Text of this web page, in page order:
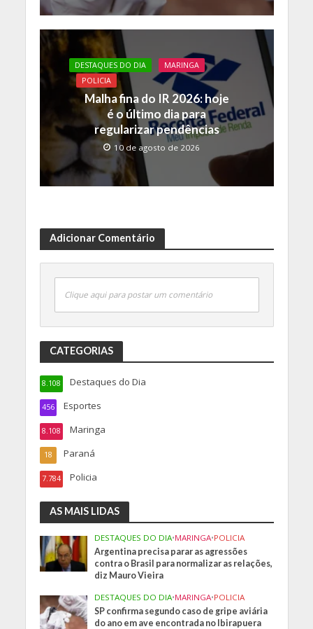
DESTAQUES DO DIA
MARINGA
POLICIA
Malha fina do IR 2026: hoje
é o último dia para
regularizar pendências
10 de agosto de 2026
Adicionar Comentário
Clique aqui para postar um comentário
CATEGORIAS
Destaques do Dia
8.108
Esportes
456
Maringa
8.108
Paraná
18
Policia
7.784
AS MAIS LIDAS
DESTAQUES DO DIA•MARINGA•POLICIA
Argentina precisa parar as agressões
contra o Brasil para normalizar as relações,
diz Mauro Vieira
DESTAQUES DO DIA•MARINGA•POLICIA
SP confirma segundo caso de gripe aviária
do ano em ave encontrada no Ibirapuera